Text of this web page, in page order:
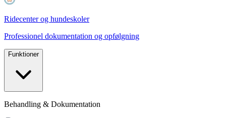
Ridecenter og hundeskoler
Professionel dokumentation og opfølgning
Funktioner
Behandling & Dokumentation